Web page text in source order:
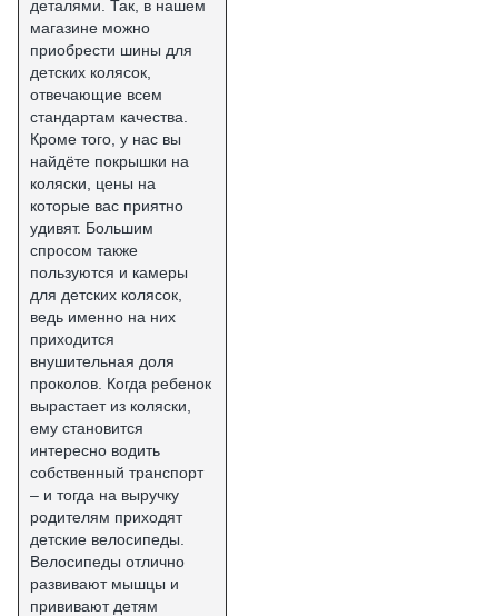
деталями. Так, в нашем
магазине можно
приобрести шины для
детских колясок,
отвечающие всем
стандартам качества.
Кроме того, у нас вы
найдёте покрышки на
коляски, цены на
которые вас приятно
удивят. Большим
спросом также
пользуются и камеры
для детских колясок,
ведь именно на них
приходится
внушительная доля
проколов. Когда ребенок
вырастает из коляски,
ему становится
интересно водить
собственный транспорт
– и тогда на выручку
родителям приходят
детские велосипеды.
Велосипеды отлично
развивают мышцы и
прививают детям